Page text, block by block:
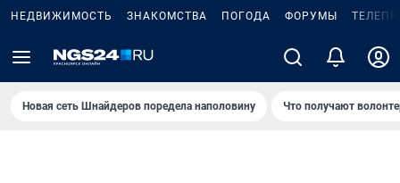
НЕДВИЖИМОСТЬ ЗНАКОМСТВА ПОГОДА ФОРУМЫ
Новая сеть Шнайдеров поредела наполовину Что получают